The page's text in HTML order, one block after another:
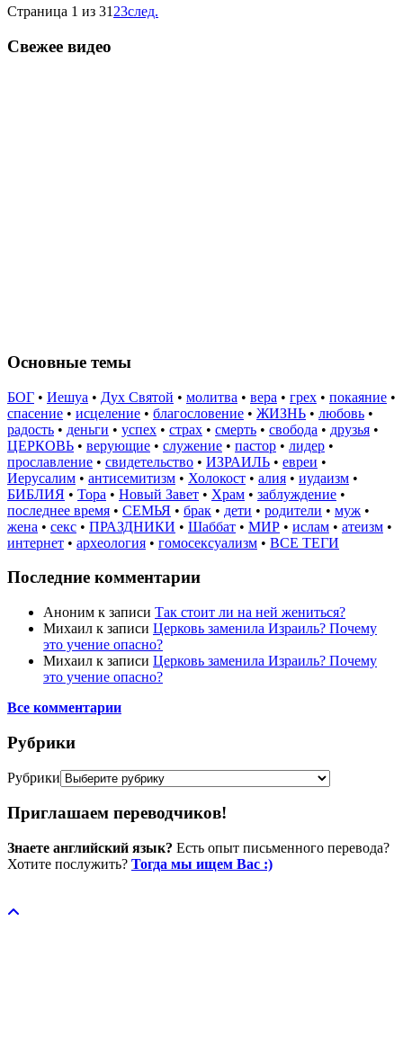
Страница 1 из 31 23след.
Свежее видео
Основные темы
БОГ • Иешуа • Дух Святой • молитва • вера • грех • покаяние •
спасение • исцеление • благословение • ЖИЗНЬ • любовь •
радость • деньги • успех • страх • смерть • свобода • друзья •
ЦЕРКОВЬ • верующие • служение • пастор • лидер •
прославление • свидетельство • ИЗРАИЛЬ • евреи •
Иерусалим • антисемитизм • Холокост • алия • иудаизм •
БИБЛИЯ • Тора • Новый Завет • Храм • заблуждение •
последнее время • СЕМЬЯ • брак • дети • родители • муж •
жена • секс • ПРАЗДНИКИ • Шаббат • МИР • ислам • атеизм •
интернет • археология • гомосексуализм • ВСЕ ТЕГИ
Последние комментарии
Аноним к записи Так стоит ли на ней жениться?
Михаил к записи Церковь заменила Израиль? Почему
это учение опасно?
Михаил к записи Церковь заменила Израиль? Почему
это учение опасно?
Все комментарии
Рубрики
Рубрики
Приглашаем переводчиков!
Знаете английский язык? Есть опыт письменного перевода?
Хотите послужить? Тогда мы ищем Вас :)